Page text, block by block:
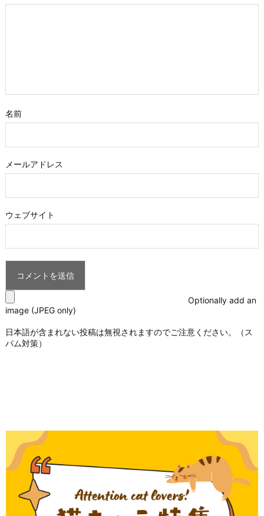
名前
メールアドレス
ウェブサイト
Optionally add an
image (JPEG only)
日本語が含まれない投稿は無視されますのでご注意ください。（ス
パム対策）